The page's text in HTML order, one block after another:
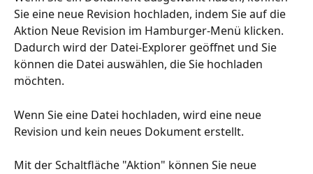
Sie eine neue Revision hochladen, indem Sie auf die
Aktion Neue Revision im Hamburger-Menü klicken.
Dadurch wird der Datei-Explorer geöffnet und Sie
können die Datei auswählen, die Sie hochladen
möchten.
Wenn Sie eine Datei hochladen, wird eine neue
Revision und kein neues Dokument erstellt.
Mit der Schaltfläche "Aktion" können Sie neue